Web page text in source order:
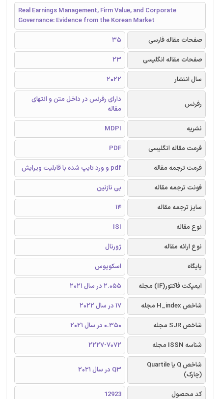
Real Earnings Management, Firm Value, and Corporate
Governance: Evidence from the Korean Market
صفحات مقاله فارسی
35
صفحات مقاله انگلیسی
23
سال انتشار
2022
رفرنس
دارای رفرنس در داخل متن و انتهای
مقاله
نشریه
MDPI
فرمت مقاله انگلیسی
PDF
فرمت ترجمه مقاله
pdf و ورد تایپ شده با قابلیت ویرایش
فونت ترجمه مقاله
بی نازنین
سایز ترجمه مقاله
14
نوع مقاله
ISI
نوع ارائه مقاله
ژورنال
پایگاه
اسکوپوس
ایمپکت فاکتور(IF) مجله
2.055 در سال 2021
شاخص H_index مجله
17 در سال 2022
شاخص SJR مجله
0.350 در سال 2021
شناسه ISSN مجله
2227-7072
شاخص Q یا Quartile
(چارک)
Q3 در سال 2021
کد محصول
12923